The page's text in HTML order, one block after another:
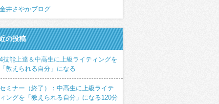
井さやかブログ
の投稿
技能上達＆中高生に上級ライティングを
教えられる自分」になる
ミナー（終了）：中高生に上級ライテ
ングを「教えられる自分」になる120分